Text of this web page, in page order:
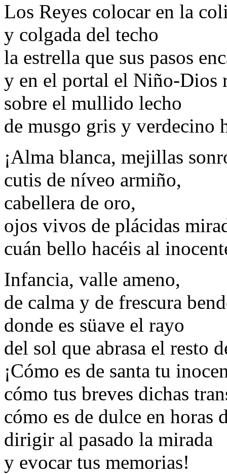
Los Reyes colocar en la
y colgada del techo
la estrella que sus pasos
y en el portal el Niño-Dios
sobre el mullido lecho
de musgo gris y verdecino
¡Alma blanca, mejillas
cutis de níveo armiño,
cabellera de oro,
ojos vivos de plácidas
cuán bello hacéis al
Infancia, valle ameno,
de calma y de frescura
donde es süave el rayo
del sol que abrasa el resto
¡Cómo es de santa tu
cómo tus breves dichas
cómo es de dulce en horas
dirigir al pasado la mirada
y evocar tus memorias!